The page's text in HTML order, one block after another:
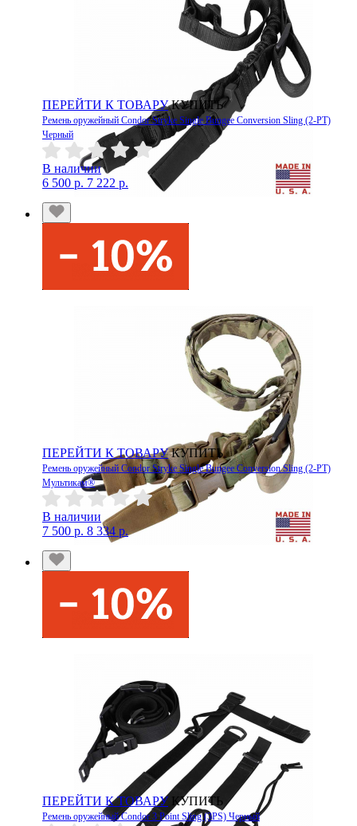
ПЕРЕЙТИ К ТОВАРУ КУПИТЬ
Ремень оружейный Condor Stryke Single Bungee Conversion Sling (2-PT)
Черный
В наличии
6 500 р. 7 222 р.
ПЕРЕЙТИ К ТОВАРУ КУПИТЬ
Ремень оружейный Condor Stryke Single Bungee Conversion Sling (2-PT)
Мультикам®
В наличии
7 500 р. 8 334 р.
ПЕРЕЙТИ К ТОВАРУ КУПИТЬ
Ремень оружейный Condor 3 Point Sling (3PS) Черный